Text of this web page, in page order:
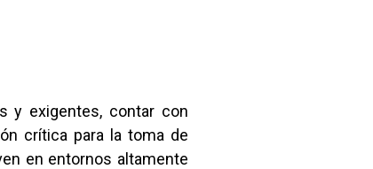
y exigentes, contar con
crítica para la toma de
en entornos altamente